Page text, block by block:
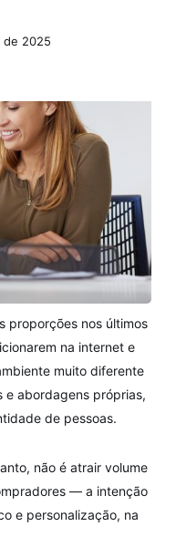
de 2025
proporções nos últimos
na internet e
muito diferente
e abordagens próprias,
de pessoas.
não é atrair volume
— a intenção
e personalização, na